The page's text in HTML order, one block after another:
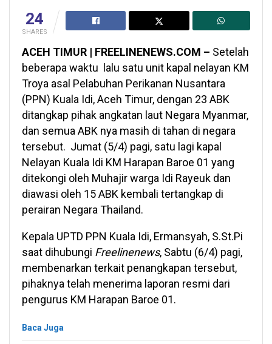
24
SHARES
ACEH TIMUR | FREELINENEWS.COM – Setelah
beberapa waktu lalu satu unit kapal nelayan KM
Troya asal Pelabuhan Perikanan Nusantara
(PPN) Kuala Idi, Aceh Timur, dengan 23 ABK
ditangkap pihak angkatan laut Negara Myanmar,
dan semua ABK nya masih di tahan di negara
tersebut. Jumat (5/4) pagi, satu lagi kapal
Nelayan Kuala Idi KM Harapan Baroe 01 yang
ditekongi oleh Muhajir warga Idi Rayeuk dan
diawasi oleh 15 ABK kembali tertangkap di
perairan Negara Thailand.
Kepala UPTD PPN Kuala Idi, Ermansyah, S.St.Pi
saat dihubungi Freelinenews, Sabtu (6/4) pagi,
membenarkan terkait penangkapan tersebut,
pihaknya telah menerima laporan resmi dari
pengurus KM Harapan Baroe 01.
Baca Juga